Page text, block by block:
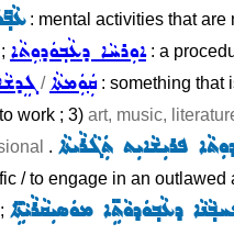
: mental activities that are
ܐܘܼܪܚܵܐ ܕܥܵܒ݂ܘܿܕܘܼܬܵܐ: a
/ܩܲܘܲܡܬܵܐ: something that
work ; 3) art, music,
. ܦܪܝܼܫܵܐܝܼܬ ܬܲܓܵܪܵܝܬܵܐ
/ to engage in an
ܕܥܵܒ݂ܘܿܕܘܵܬܹ̈ܐ ܡܘܿܣܝܼܩܵܪܵܝܵܬܹ̈ܐ